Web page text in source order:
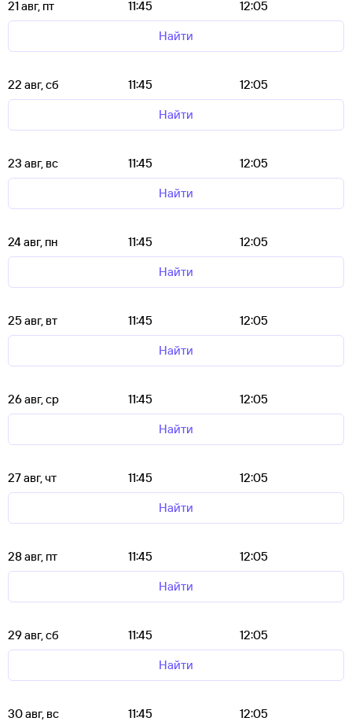
21 авг, пт 11:45
12:05
Найти
22 авг, сб 11:45
12:05
Найти
23 авг, вс 11:45
12:05
Найти
24 авг, пн 11:45
12:05
Найти
25 авг, вт 11:45
12:05
Найти
26 авг, ср 11:45
12:05
Найти
27 авг, чт 11:45
12:05
Найти
28 авг, пт 11:45
12:05
Найти
29 авг, сб 11:45
12:05
Найти
30 авг, вс 11:45
12:05